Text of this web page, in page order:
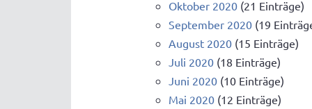
Oktober 2020 (21 Einträge)
September 2020 (19
August 2020 (15 Einträge)
Juli 2020 (18 Einträge)
Juni 2020 (10 Einträge)
Mai 2020 (12 Einträge)